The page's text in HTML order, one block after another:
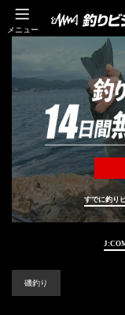
メニュー
すでに釣り
磯釣り